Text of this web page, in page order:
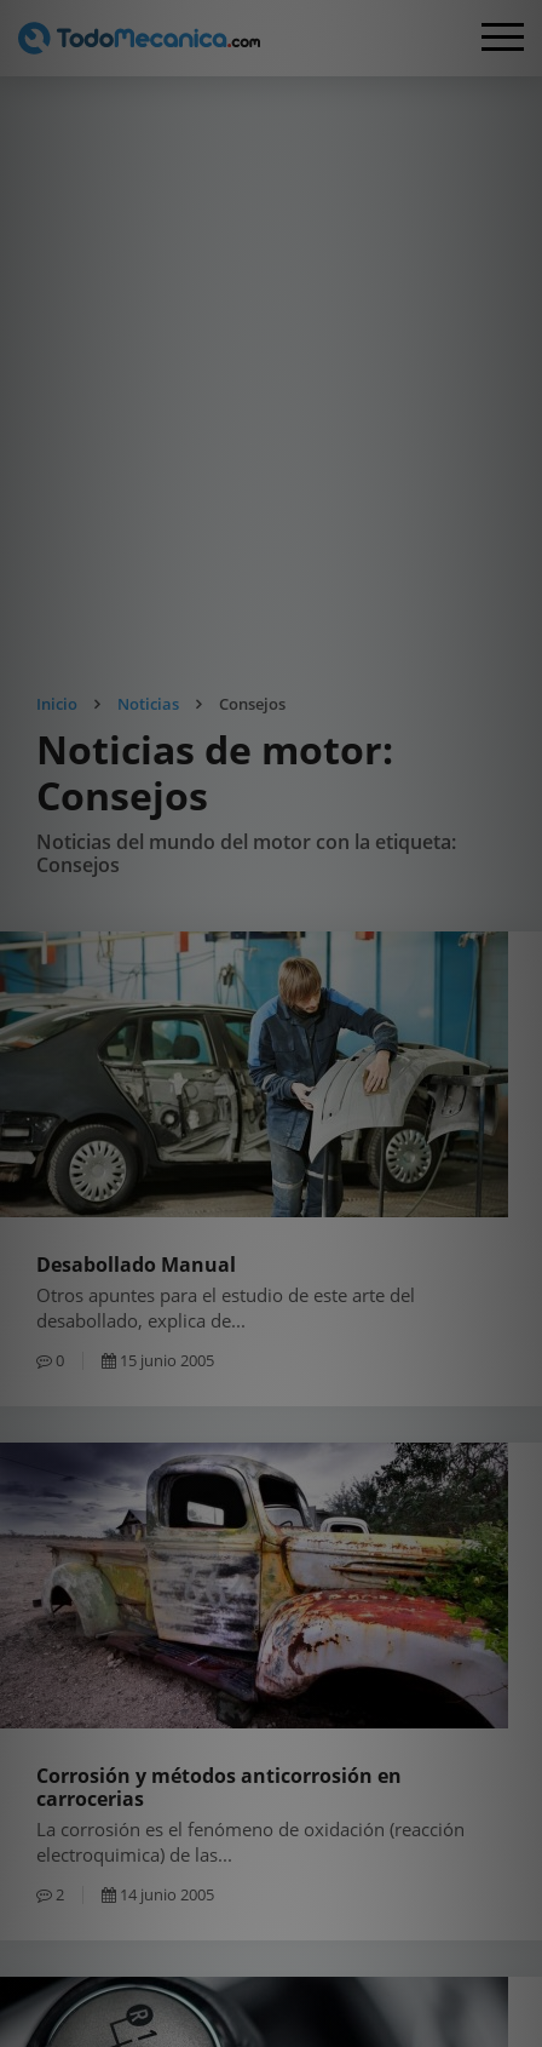
Inicio Noticias Consejos
Noticias de motor:
Consejos
Noticias del mundo del motor con la etiqueta:
Consejos
Desabollado Manual
Otros apuntes para el estudio de este arte del
desabollado, explica de...
0 15 junio 2005
Corrosión y métodos anticorrosión en
carrocerias
La corrosión es el fenómeno de oxidación (reacción
electroquimica) de las...
2 14 junio 2005